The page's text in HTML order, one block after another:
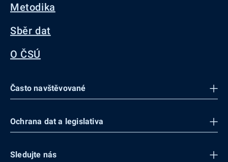
Metodika
Sběr dat
O ČSÚ
Často navštěvované
Ochrana dat a legislativa
Sledujte nás